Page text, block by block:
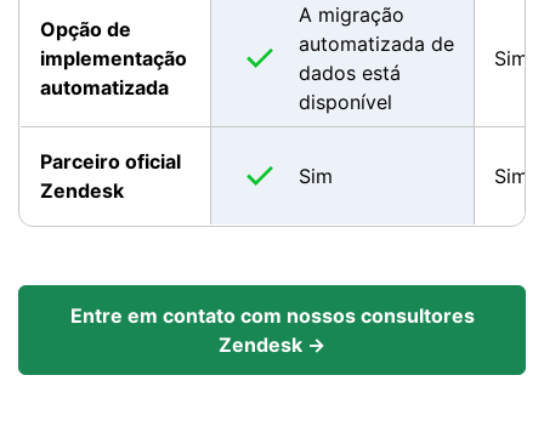
Opção de
implementação
automatizada
A migração
automatizada de
dados está
disponível
Sim
Parceiro oficial
Zendesk
Sim Sim
Entre em contato com nossos consultores
Zendesk →